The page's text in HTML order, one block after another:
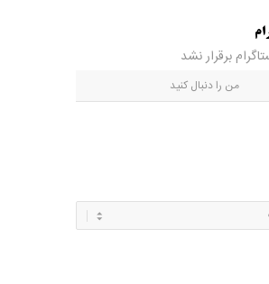
برقرار نشد
من را دنبال کنید